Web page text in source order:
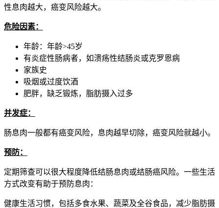
性息肉越大，癌变风险越大。
危险因素：
年龄：年龄>45岁
有炎症性肠病者，如溃疡性结肠炎或克罗恩病
家族史
吸烟或过度饮酒
肥胖，缺乏锻炼，脂肪摄入过多
并发症：
肠息肉一般都有癌变风险，息肉越早切除，癌变风险就越小。
预防：
定期筛查可以很大程度降低结肠息肉或结肠癌风险。一些生活
方式改变有助于预防息肉：
健康生活习惯，包括多食水果、蔬菜及全谷食品，减少脂肪摄